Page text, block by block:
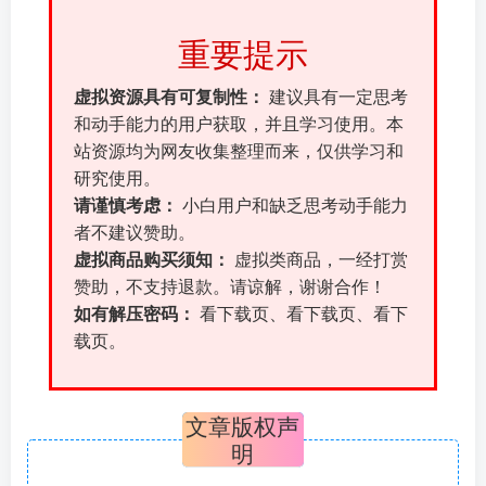
重要提示
虚拟资源具有可复制性： 建议具有一定思考
和动手能力的用户获取，并且学习使用。本
站资源均为网友收集整理而来，仅供学习和
研究使用。
请谨慎考虑： 小白用户和缺乏思考动手能力
者不建议赞助。
虚拟商品购买须知：
虚拟类商品，一经打赏
赞助，不支持退款。请谅解，谢谢合作！
如有解压密码： 看下载页、看下载页、看下
载页。
文章版权声
明